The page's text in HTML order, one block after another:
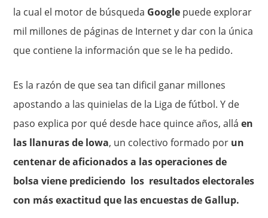
la cual el motor de búsqueda Google puede explorar
mil millones de páginas de Internet y dar con la única
que contiene la información que se le ha pedido.
Es la razón de que sea tan dificil ganar millones
apostando a las quinielas de la Liga de fútbol. Y de
paso explica por qué desde hace quince años, alláen
las llanuras de lowa, un colectivo formado por un
centenar de aficionados a las operaciones de
bolsa viene prediciendo los resultados electorales
con más exactitud que las encuestas de Gallup.